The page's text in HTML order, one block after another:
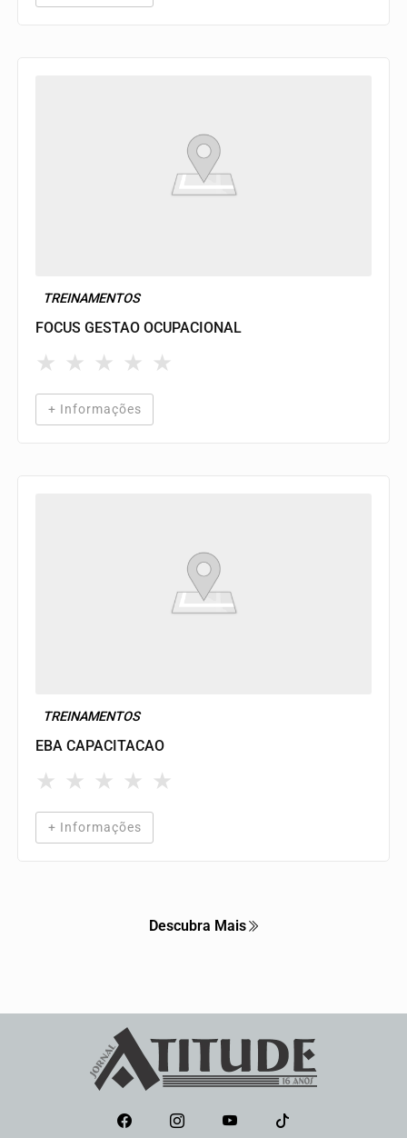
TREINAMENTOS
FOCUS GESTAO OCUPACIONAL
★ ★ ★ ★ ★
+ Informações
TREINAMENTOS
EBA CAPACITACAO
★ ★ ★ ★ ★
+ Informações
Descubra Mais